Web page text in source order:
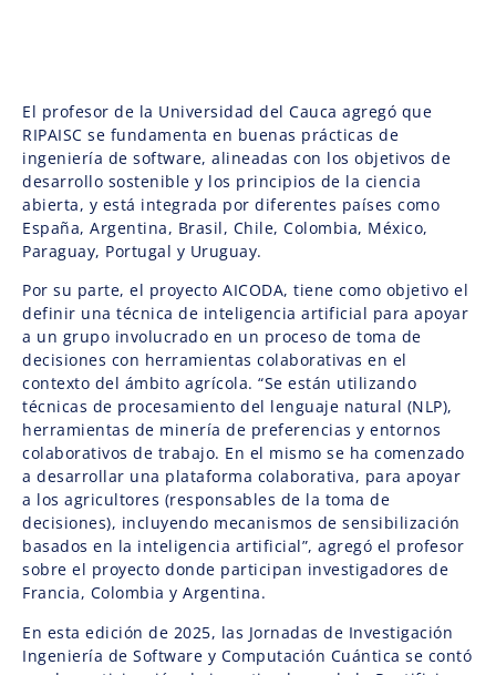
El profesor de la Universidad del Cauca agregó que
RIPAISC se fundamenta en buenas prácticas de
ingeniería de software, alineadas con los objetivos de
desarrollo sostenible y los principios de la ciencia
abierta, y está integrada por diferentes países como
España, Argentina, Brasil, Chile, Colombia, México,
Paraguay, Portugal y Uruguay.
Por su parte, el proyecto AICODA, tiene como objetivo el
definir una técnica de inteligencia artificial para apoyar
a un grupo involucrado en un proceso de toma de
decisiones con herramientas colaborativas en el
contexto del ámbito agrícola. “Se están utilizando
técnicas de procesamiento del lenguaje natural (NLP),
herramientas de minería de preferencias y entornos
colaborativos de trabajo. En el mismo se ha comenzado
a desarrollar una plataforma colaborativa, para apoyar
a los agricultores (responsables de la toma de
decisiones), incluyendo mecanismos de sensibilización
basados en la inteligencia artificial”, agregó el profesor
sobre el proyecto donde participan investigadores de
Francia, Colombia y Argentina.
En esta edición de 2025, las Jornadas de Investigación
Ingeniería de Software y Computación Cuántica se contó